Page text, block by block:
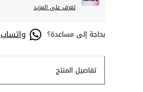
تعرف على المزيد
بحاجة إلى مساعدة؟ واتساب
تفاصيل المنتج